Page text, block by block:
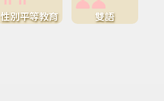
性別平等教育 雙語